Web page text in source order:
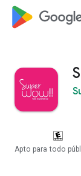
Apto para todo